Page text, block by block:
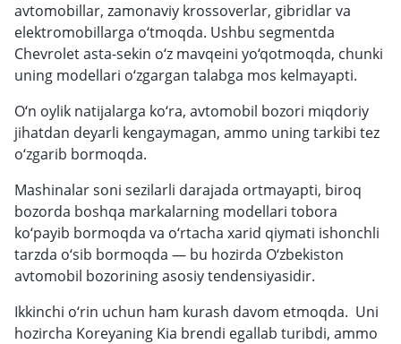
avtomobillar, zamonaviy krossoverlar, gibridlar va
elektromobillarga o‘tmoqda. Ushbu segmentda
Chevrolet asta-sekin o‘z mavqeini yo‘qotmoqda, chunki
uning modellari o‘zgargan talabga mos kelmayapti.
O‘n oylik natijalarga ko‘ra, avtomobil bozori miqdoriy
jihatdan deyarli kengaymagan, ammo uning tarkibi tez
o‘zgarib bormoqda.
Mashinalar soni sezilarli darajada ortmayapti, biroq
bozorda boshqa markalarning modellari tobora
ko‘payib bormoqda va o‘rtacha xarid qiymati ishonchli
tarzda o‘sib bormoqda — bu hozirda O‘zbekiston
avtomobil bozorining asosiy tendensiyasidir.
Ikkinchi o‘rin uchun ham kurash davom etmoqda. Uni
hozircha Koreyaning Kia brendi egallab turibdi, ammo